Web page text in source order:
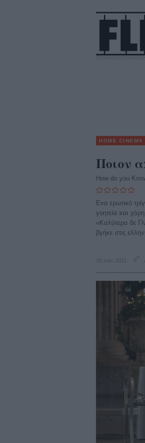
HOME CINEMA
Ποιον
How do you
Ενα ερωτικό
γοητεία και
«Καλύτερα δε
βγήκε στις
30 Ιούν 2011